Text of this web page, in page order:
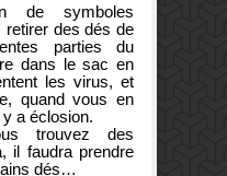
de symboles
retirer des dés de
parties du
dans le sac en
les virus, et
quand vous en
a éclosion.
trouvez des
il faudra prendre
dés…